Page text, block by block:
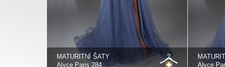
MATURITNÍ ŠATY
Alyce Paris 284
Alyce